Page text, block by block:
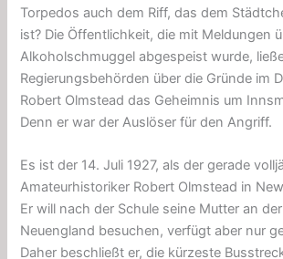
Torpedos auch dem Riff, das dem
ist? Die Öffentlichkeit, die mit Meldungen
Alkoholschmuggel abgespeist wurde,
Regierungsbehörden über die Gründe im
Robert Olmstead das Geheimnis um
Denn er war der Auslöser für den Angriff.
Es ist der 14. Juli 1927, als der gerade
Amateurhistoriker Robert Olmstead in
Er will nach der Schule seine Mutter an
Neuengland besuchen, verfügt aber nur
Daher beschließt er, die kürzeste